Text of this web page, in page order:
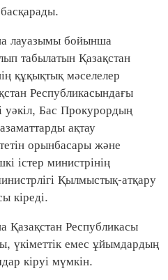
лауазымы бойынша
табылатын Қазақстан
құқықтық мәселелер
Республикасындағы
уәкіл, Бас Прокурордың
ақтау
орынбасары және
істер министрінің
Қылмыстық-атқару
кіреді.
Республикасы
үкіметтік емес ұйымдардың
кіруі мүмкін.